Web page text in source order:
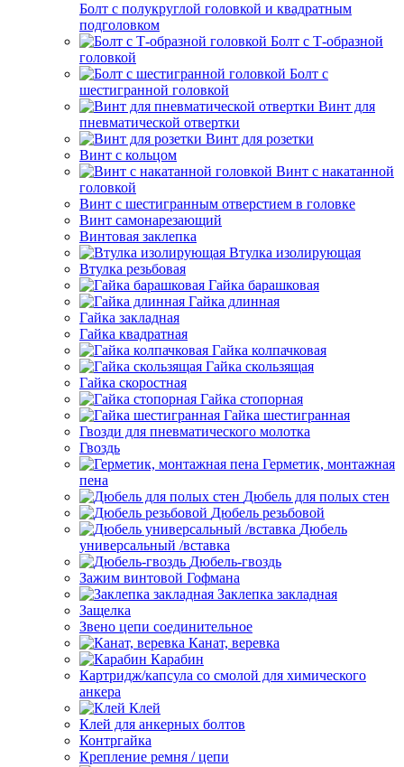
Болт с полукруглой головкой и квадратным
подголовком
Болт с Т-образной
головкой
Болт с
шестигранной головкой
Винт для
пневматической отвертки
Винт для розетки
Винт с кольцом
Винт с накатанной
головкой
Винт с шестигранным отверстием в головке
Винт самонарезающий
Винтовая заклепка
Втулка изолирующая
Втулка резьбовая
Гайка барашковая
Гайка длинная
Гайка закладная
Гайка квадратная
Гайка колпачковая
Гайка скользящая
Гайка скоростная
Гайка стопорная
Гайка шестигранная
Гвозди для пневматического молотка
Гвоздь
Герметик, монтажная
пена
Дюбель для полых стен
Дюбель резьбовой
Дюбель
универсальный /вставка
Дюбель-гвоздь
Зажим винтовой Гофмана
Заклепка закладная
Защелка
Звено цепи соединительное
Канат, веревка
Карабин
Картридж/капсула со смолой для химического
анкера
Клей
Клей для анкерных болтов
Контргайка
Крепление ремня / цепи